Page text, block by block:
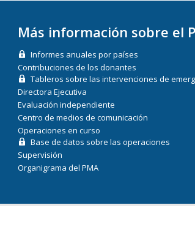
Más información sobre el
Informes anuales por países
Contribuciones de los donantes
Tableros sobre las intervenciones de
Directora Ejecutiva
Evaluación independiente
Centro de medios de comunicación
Operaciones en curso
Base de datos sobre las operaciones
Supervisión
Organigrama del PMA